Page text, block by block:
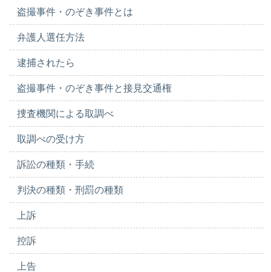
盗撮事件・のぞき事件とは
弁護人選任方法
逮捕されたら
盗撮事件・のぞき事件と接見交通権
捜査機関による取調べ
取調べの受け方
訴訟の種類・手続
判決の種類・刑罰の種類
上訴
控訴
上告